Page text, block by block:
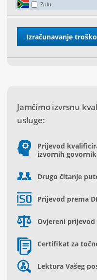
Zulu
Jamčimo izvrsnu
usluge:
Prijevod
izvornih
Drugo čitanje
Prijevod prema
Ovjereni
Certifikat za
Lektura Vašeg